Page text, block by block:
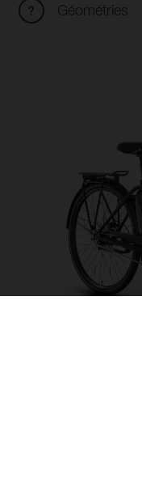
Géométries